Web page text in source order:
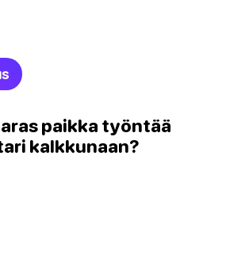
paikka työntää
kalkkunaan?